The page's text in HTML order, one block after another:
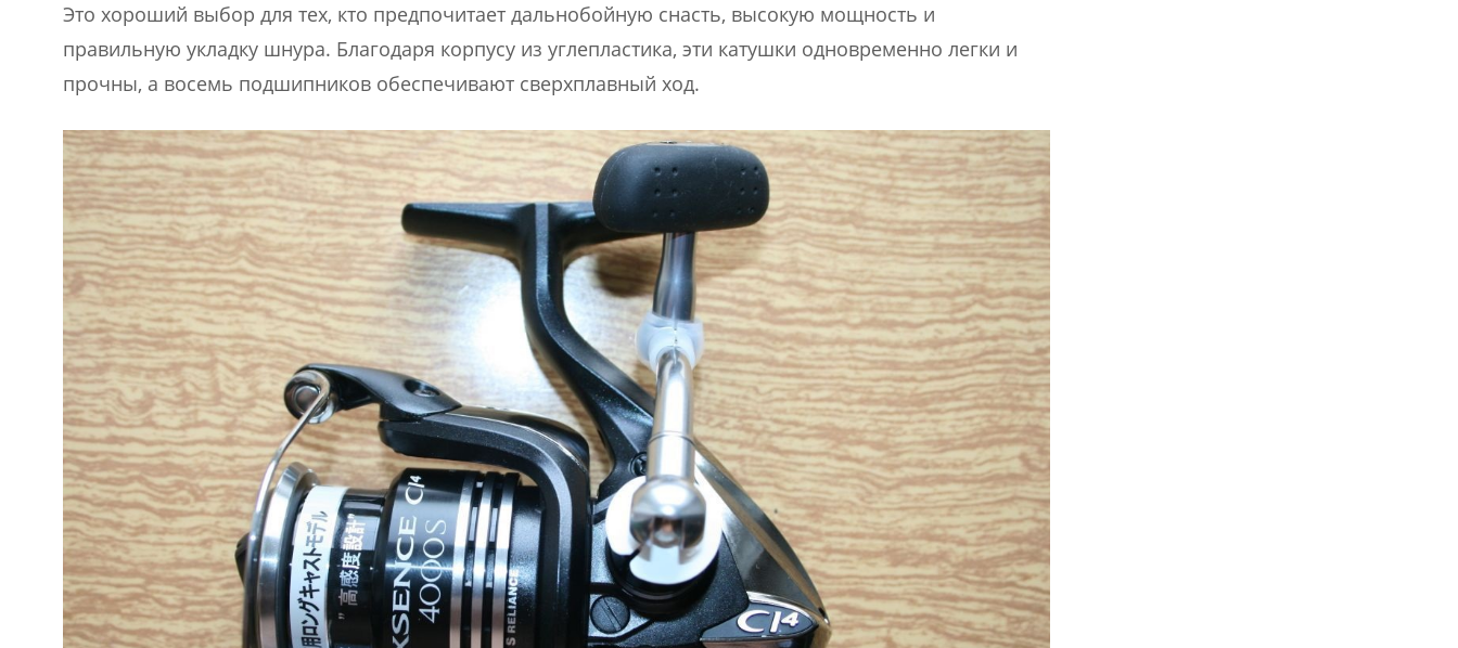
Это хороший выбор для тех, кто предпочитает дальнобойную снасть, высокую мощность и
правильную укладку шнура. Благодаря корпусу из углепластика, эти катушки одновременно легки и
прочны, а восемь подшипников обеспечивают сверхплавный ход.